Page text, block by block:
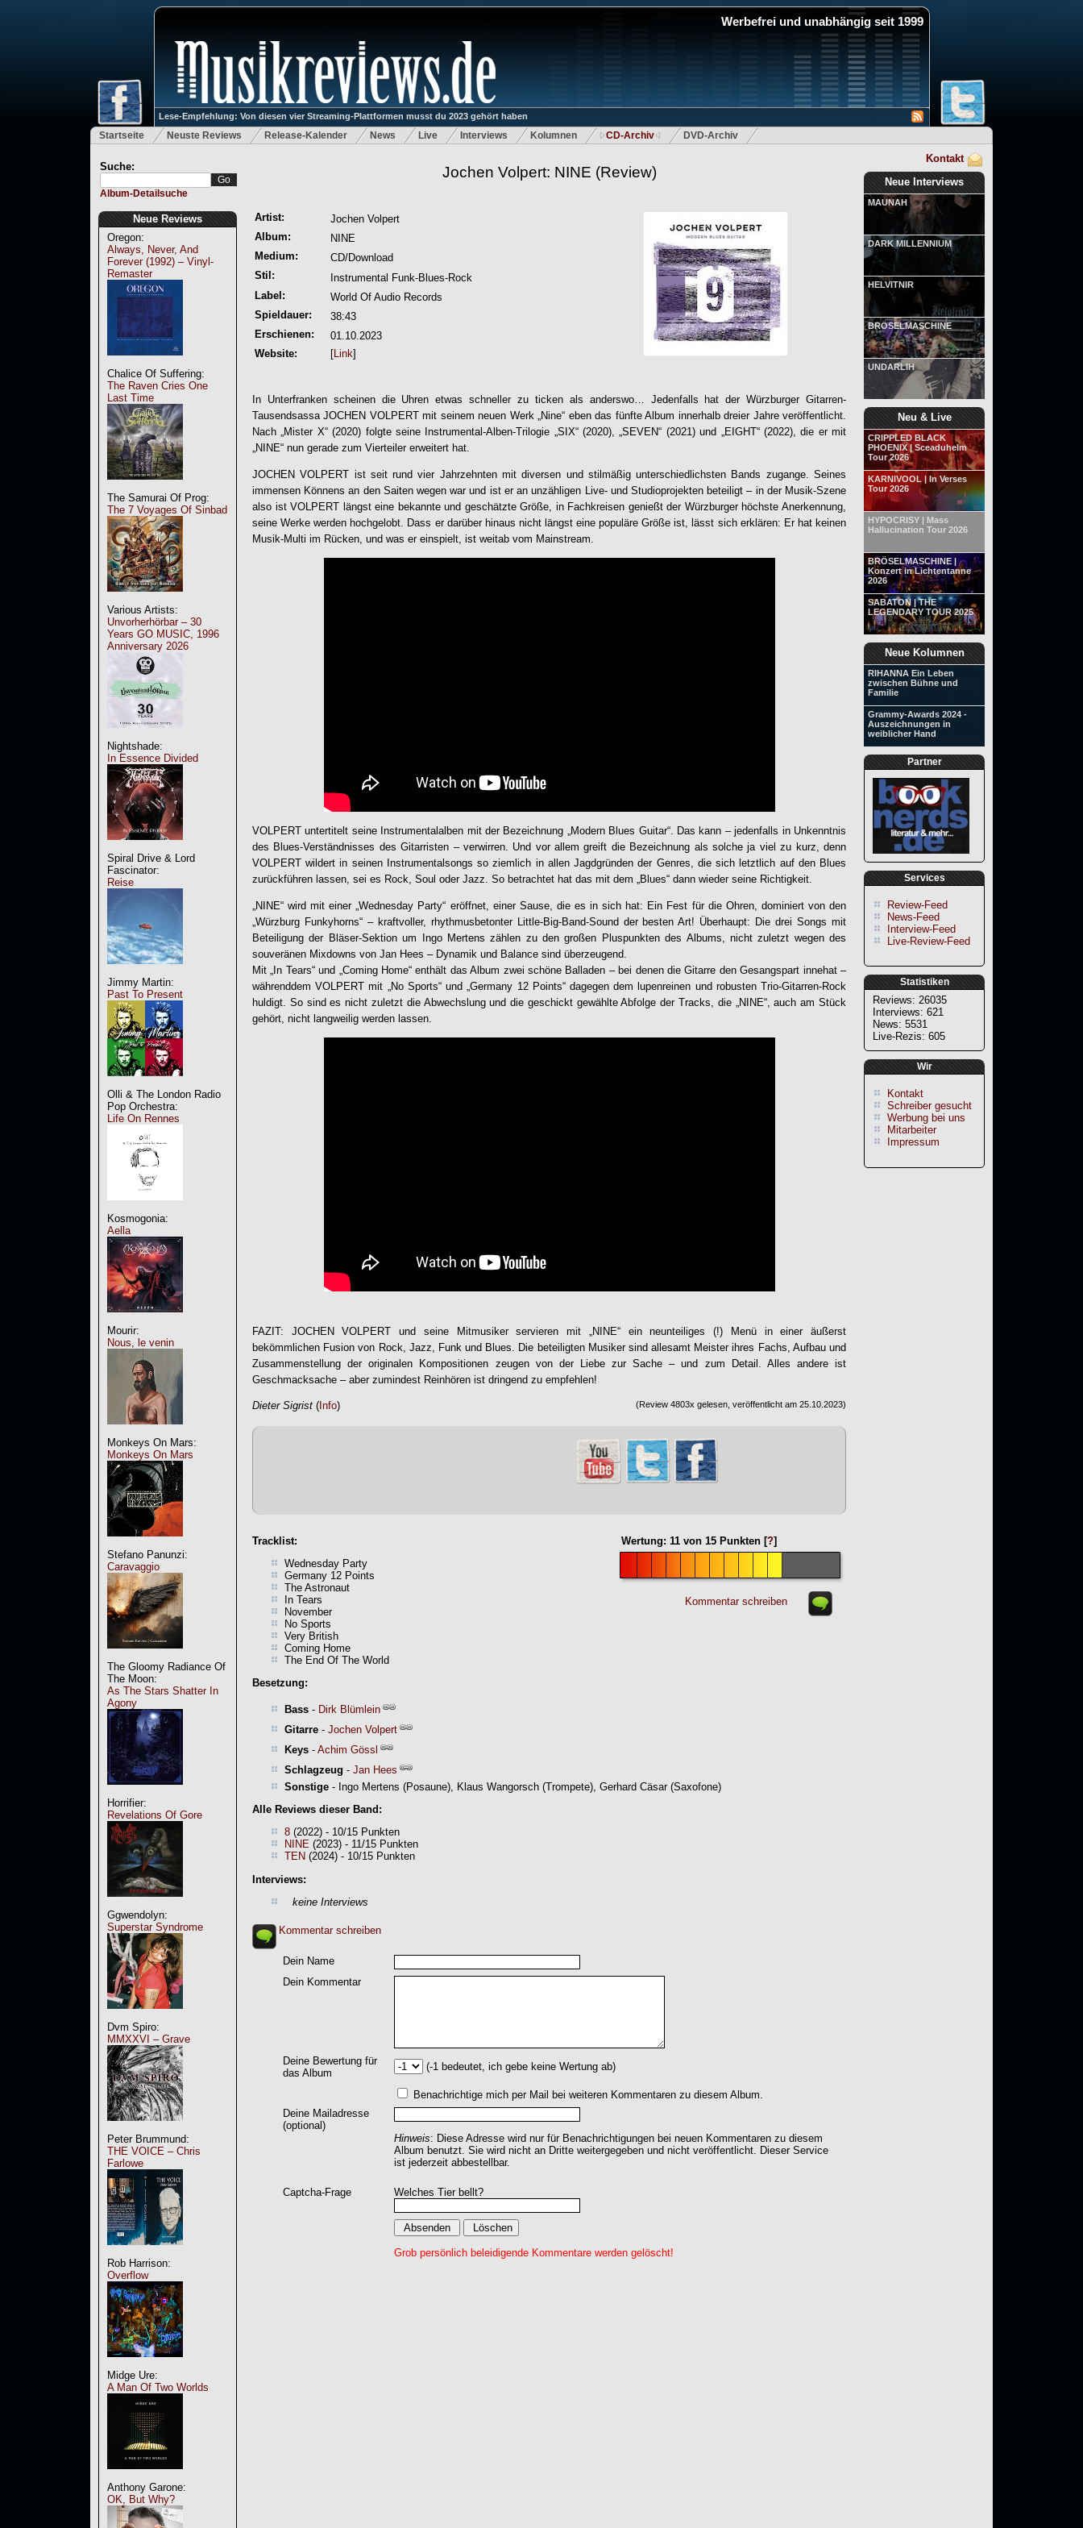
Werbefrei und unabhängig seit 1999
Lese-Empfehlung: Von diesen vier Streaming-Plattformen musst du 2023 gehört haben
Startseite Neuste Reviews Release-Kalender News Live Interviews Kolumnen CD-Archiv DVD-Archiv
Suche:
Album-Detailsuche
Neue Reviews
Oregon:
Always, Never, And
Forever (1992) – Vinyl-
Remaster
Chalice Of Suffering:
The Raven Cries One
Last Time
The Samurai Of Prog:
The 7 Voyages Of Sinbad
Various Artists:
Unvorherhörbar – 30
Years GO MUSIC, 1996
Anniversary 2026
Nightshade:
In Essence Divided
Spiral Drive & Lord
Fascinator:
Reise
Jimmy Martin:
Past To Present
Olli & The London Radio
Pop Orchestra:
Life On Rennes
Kosmogonia:
Aella
Mourir:
Nous, le venin
Monkeys On Mars:
Monkeys On Mars
Stefano Panunzi:
Caravaggio
The Gloomy Radiance Of
The Moon:
As The Stars Shatter In
Agony
Horrifier:
Revelations Of Gore
Ggwendolyn:
Superstar Syndrome
Dvm Spiro:
MMXXVI – Grave
Peter Brummund:
THE VOICE – Chris
Farlowe
Rob Harrison:
Overflow
Midge Ure:
A Man Of Two Worlds
Anthony Garone:
OK, But Why?
Kontakt
Neue Interviews
MAUNAH
DARK MILLENNIUM
HELVITNIR
BRÖSELMASCHINE
UNDARLIH
Neu & Live
CRIPPLED BLACK
PHOENIX | Sceaduhelm
Tour 2026
KARNIVOOL | In Verses
Tour 2026
HYPOCRISY | Mass
Hallucination Tour 2026
BRÖSELMASCHINE |
Konzert in Lichtentanne
2026
SABATON | THE
LEGENDARY TOUR 2025
Neue Kolumnen
RIHANNA Ein Leben
zwischen Bühne und
Familie
Grammy-Awards 2024 -
Auszeichnungen in
weiblicher Hand
Partner
Services
Review-Feed
News-Feed
Interview-Feed
Live-Review-Feed
Statistiken
Reviews: 26035
Interviews: 621
News: 5531
Live-Rezis: 605
Wir
Kontakt
Schreiber gesucht
Werbung bei uns
Mitarbeiter
Impressum
Jochen Volpert: NINE (Review)
Artist:
Jochen Volpert
Album:
NINE
Medium:
CD/Download
Stil:
Instrumental Funk-Blues-Rock
Label:
World Of Audio Records
Spieldauer:
38:43
Erschienen:
01.10.2023
Website:
[Link]
In Unterfranken scheinen die Uhren etwas schneller zu ticken als anderswo… Jedenfalls hat der Würzburger Gitarren-
TausendsassaJOCHEN VOLPERTmit seinem neuen Werk „Nine“ eben das fünfte Album innerhalb dreier Jahre veröffentlicht.
Nach „Mister X“ (2020) folgte seine Instrumental-Alben-Trilogie „SIX“ (2020), „SEVEN“ (2021) und „EIGHT“ (2022), die er mit
„NINE“ nun gerade zum Vierteiler erweitert hat.
JOCHEN VOLPERT ist seit rund vier Jahrzehnten mit diversen und stilmäßig unterschiedlichsten Bands zugange. Seines
immensen Könnens an den Saiten wegen war und ist er an unzähligen Live- und Studioprojekten beteiligt – in der Musik-Szene
also ist VOLPERT längst eine bekannte und geschätzte Größe, in Fachkreisen genießt der Würzburger höchste Anerkennung,
seine Werke werden hochgelobt. Dass er darüber hinaus nicht längst eine populäre Größe ist, lässt sich erklären: Er hat keinen
Musik-Multi im Rücken, und was er einspielt, ist weitab vom Mainstream.
VOLPERT untertitelt seine Instrumentalalben mit der Bezeichnung „Modern Blues Guitar“. Das kann – jedenfalls in Unkenntnis
des Blues-Verständnisses des Gitarristen – verwirren. Und vor allem greift die Bezeichnung als solche ja viel zu kurz, denn
VOLPERT wildert in seinen Instrumentalsongs so ziemlich in allen Jagdgründen der Genres, die sich letztlich auf den Blues
zurückführen lassen, sei es Rock, Soul oder Jazz. So betrachtet hat das mit dem „Blues“ dann wieder seine Richtigkeit.
„NINE“ wird mit einer „Wednesday Party“ eröffnet, einer Sause, die es in sich hat: Ein Fest für die Ohren, dominiert von den
„Würzburg Funkyhorns“ – kraftvoller, rhythmusbetonter Little-Big-Band-Sound der besten Art! Überhaupt: Die drei Songs mit
Beteiligung der Bläser-Sektion um Ingo Mertens zählen zu den großen Pluspunkten des Albums, nicht zuletzt wegen des
souveränen Mixdowns von Jan Hees – Dynamik und Balance sind überzeugend.
Mit „In Tears“ und „Coming Home“ enthält das Album zwei schöne Balladen – bei denen die Gitarre den Gesangspart innehat –
währenddem VOLPERT mit „No Sports“ und „Germany 12 Points“ dagegen dem lupenreinen und robusten Trio-Gitarren-Rock
huldigt. So sind es nicht zuletzt die Abwechslung und die geschickt gewählte Abfolge der Tracks, die „NINE“, auch am Stück
gehört, nicht langweilig werden lassen.
FAZIT: JOCHEN VOLPERT und seine Mitmusiker servieren mit „NINE“ ein neunteiliges (!) Menü in einer äußerst
bekömmlichen Fusion von Rock, Jazz, Funk und Blues. Die beteiligten Musiker sind allesamt Meister ihres Fachs, Aufbau und
Zusammenstellung der originalen Kompositionen zeugen von der Liebe zur Sache – und zum Detail. Alles andere ist
Geschmacksache – aber zumindest Reinhören ist dringend zu empfehlen!
Dieter Sigrist (Info) (Review 4803x gelesen, veröffentlicht am 25.10.2023)
Wertung: 11 von 15 Punkten [?]
Kommentar schreiben
Tracklist:
Wednesday Party
Germany 12 Points
The Astronaut
In Tears
November
No Sports
Very British
Coming Home
The End Of The World
Besetzung:
Bass - Dirk Blümlein
Gitarre - Jochen Volpert
Keys - Achim Gössl
Schlagzeug - Jan Hees
Sonstige - Ingo Mertens (Posaune), Klaus Wangorsch (Trompete), Gerhard Cäsar (Saxofone)
Alle Reviews dieser Band:
8 (2022) - 10/15 Punkten
NINE (2023) - 11/15 Punkten
TEN (2024) - 10/15 Punkten
Interviews:
keine Interviews
Kommentar schreiben
Dein Name
Dein Kommentar
Deine Bewertung für
das Album
(-1 bedeutet, ich gebe keine Wertung ab)
Benachrichtige mich per Mail bei weiteren Kommentaren zu diesem Album.
Deine Mailadresse
(optional)
Hinweis: Diese Adresse wird nur für Benachrichtigungen bei neuen Kommentaren zu diesem
Album benutzt. Sie wird nicht an Dritte weitergegeben und nicht veröffentlicht. Dieser Service
ist jederzeit abbestellbar.
Captcha-Frage Welches Tier bellt?
Grob persönlich beleidigende Kommentare werden gelöscht!